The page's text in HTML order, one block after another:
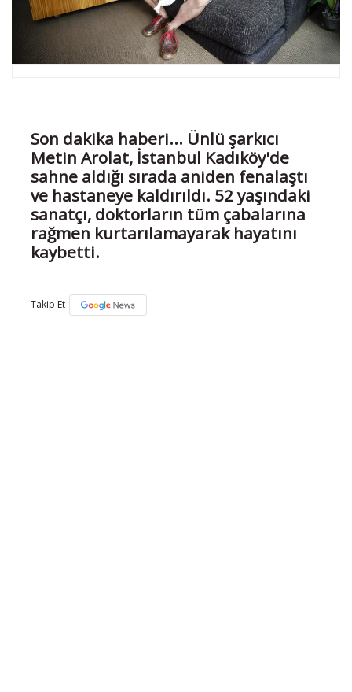
Son dakika haberi... Ünlü şarkıcı
Metin Arolat, İstanbul Kadıköy'de
sahne aldığı sırada aniden fenalaştı
ve hastaneye kaldırıldı. 52 yaşındaki
sanatçı, doktorların tüm çabalarına
rağmen kurtarılamayarak hayatını
kaybetti.
Takip Et